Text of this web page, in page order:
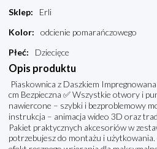
Sklep:
Erli
Kolor:
odcienie pomarańczowego
Płeć: Dziecięce
Opis produktu
Piaskownica z Daszkiem
cm Bezpieczna ✅ Wszystkie otwory i
nawiercone – szybki i bezproblemowy
instrukcja – animacja wideo 3D oraz
Pakiet praktycznych akcesoriów w
potrzebujesz do montażu i użytkowania.